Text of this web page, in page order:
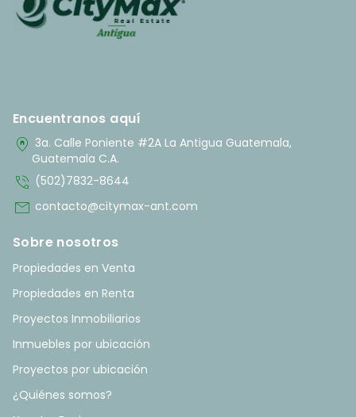
Encuentranos aquí
home_pin 3a. Calle Poniente #2A La Antigua Guatemala,
Guatemala C.A.
phone_in_talk (502)7832-8644
mail contacto@citymax-ant.com
Sobre nosotros
Propiedades en Venta
Propiedades en Renta
Proyectos Inmobiliarios
Inmuebles por ubicación
Proyectos por ubicación
¿Quiénes somos?